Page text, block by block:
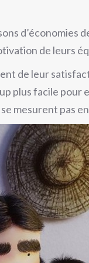
d’économies
de leurs
de leur
plus facile
mesurent pas